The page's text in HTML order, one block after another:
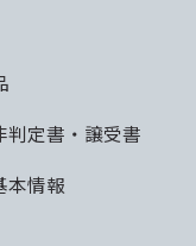
判定書・譲受書
本情報